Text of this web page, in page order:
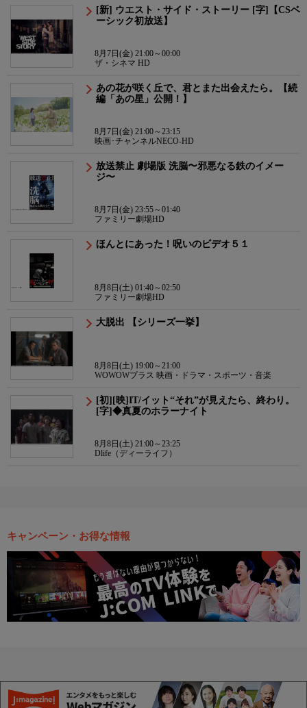
[新] ウエスト・サイド・ストーリー [字]【CSベ
ーシック初放送】
8月7日(金) 21:00～00:00
ザ・シネマ HD
あの花が咲く丘で、君とまた出会えたら。【続
編「あの星」公開！】
8月7日(金) 21:00～23:15
映画･チャンネルNECO-HD
放送禁止 劇場版 洗脳〜邪悪なる鉄のイメー
ジ〜
8月7日(金) 23:55～01:40
ファミリー劇場HD
ほんとにあった！呪いのビデオ５１
8月8日(土) 01:40～02:50
ファミリー劇場HD
大脱出 【シリーズ一挙】
8月8日(土) 19:00～21:00
WOWOWプラス 映画・ドラマ・スポーツ・音楽
[初][映]IT/イット“それ”が見えたら、終わり。
[字]◆真夏のホラーナイト
8月8日(土) 21:00～23:25
Dlife（ディーライフ）
キャンペーン・お得な情報